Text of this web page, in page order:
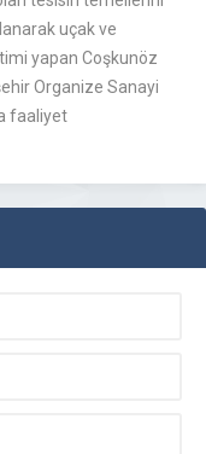
uçak ve
yapan Coşkunöz
Organize Sanayi
faaliyet